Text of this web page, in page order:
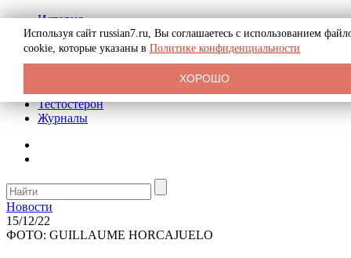
История
Биография
Криминал
Реклама на сайте
Тестостерон
Журналы
Новости
15/12/22
ФОТО: GUILLAUME HORCAJUELO
Используя сайт russian7.ru, Вы соглашаетесь с использованием
cookie, которые указаны в Политике конфиденциальности
ХОРОШО